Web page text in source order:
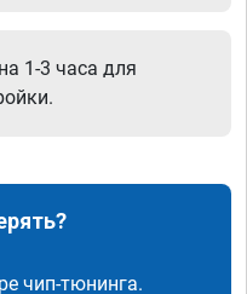
1-3 часа для
чип-тюнинга.